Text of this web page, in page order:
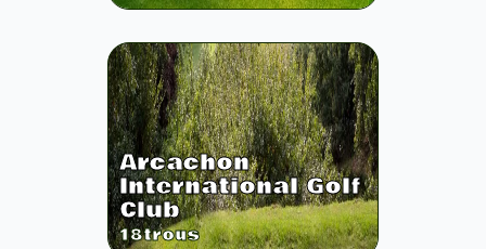
Arcachon
International Golf
Club
18trous